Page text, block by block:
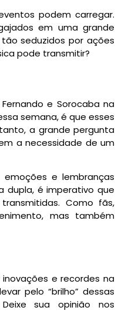
podem carregar.
em uma grande
seduzidos por ações
pode transmitir?
e Sorocaba na
semana, é que esses
a grande pergunta
a necessidade de um
e lembranças
dupla, é imperativo que
Como fãs,
mas também
e recordes na
pelo “brilho” dessas
sua opinião nos